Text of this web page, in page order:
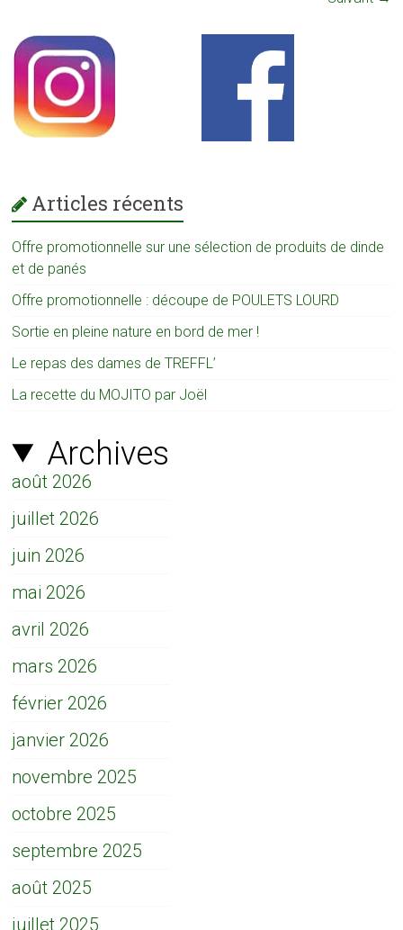
Articles récents
Offre promotionnelle sur une sélection de produits de dinde
et de panés
Offre promotionnelle : découpe de POULETS LOURD
Sortie en pleine nature en bord de mer !
Le repas des dames de TREFFL’
La recette du MOJITO par Joël
Archives
août 2026
juillet 2026
juin 2026
mai 2026
avril 2026
mars 2026
février 2026
janvier 2026
novembre 2025
octobre 2025
septembre 2025
août 2025
juillet 2025